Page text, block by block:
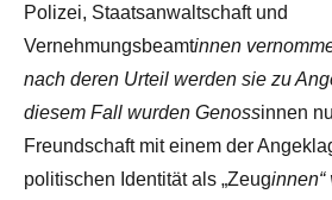
Polizei, Staatsanwaltschaft und
Vernehmungsbeamtinnen
nach deren Urteil werden sie zu
diesem Fall wurden Genossinnen
Freundschaft mit einem der
politischen Identität als „Zeuginnen“